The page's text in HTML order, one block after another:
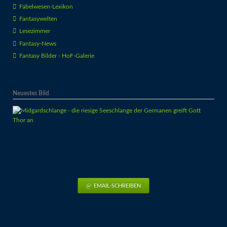
Fabelwesen-Lexikon
Fantasywelten
Lesezimmer
Fantasy-News
Fantasy Bilder - HoF-Galerie
Neuestes Bild
EMAIL-SCHREIBEN